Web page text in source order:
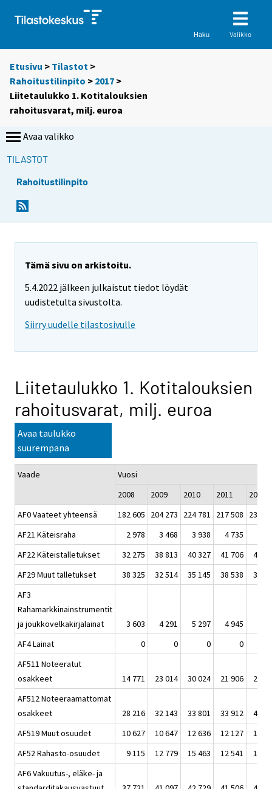
Haku Valikko
Etusivu > Tilastot >
Rahoitustilinpito > 2017 >
Liitetaulukko 1. Kotitalouksien
rahoitusvarat, milj. euroa
Avaa valikko
TILASTOT
Rahoitustilinpito
Tämä sivu on arkistoitu.
5.4.2022 jälkeen julkaistut tiedot löydät
uudistetulta sivustolta.
Siirry uudelle tilastosivulle
Liitetaulukko 1. Kotitalouksien
rahoitusvarat, milj. euroa
Avaa taulukko
suurempana
Vaade
Vuosi
2008
2009 2010 2011
2012
AF0 Vaateet yhteensä
182 605 204 273 224 781 217 508
234
AF21 Käteisraha
2 978 3 468 3 938 4 735
AF22 Käteistalletukset
32 275 38 813 40 327 41 706
46
AF29 Muut talletukset
38 325 32 514 35 145 38 538
34
AF3
Rahamarkkinainstrumentit
ja joukkovelkakirjalainat
3 603 4 291 5 297 4 945
AF4 Lainat
0 0 0
0
AF511 Noteeratut
osakkeet
14 771 23 014 30 024 21 906
25
AF512 Noteeraamattomat
osakkeet
28 216 32 143 33 801 33 912
40
AF519 Muut osuudet
10 627 10 647 12 636 12 127
11
AF52 Rahasto-osuudet
9 115 12 779 15 463 12 541
14
AF6 Vakuutus-, eläke- ja